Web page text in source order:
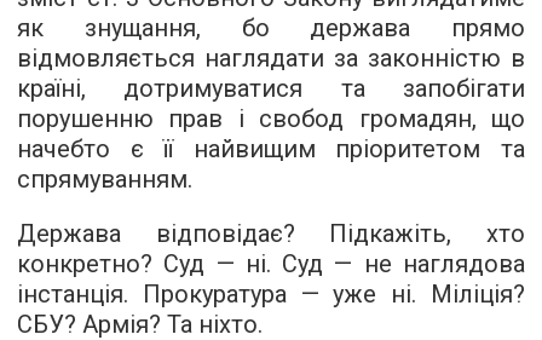
як знущання, бо держава прямо
відмовляється наглядати за законністю в
країні, дотримуватися та запобігати
порушенню прав і свобод громадян, що
начебто є її найвищим пріоритетом та
спрямуванням.
Держава відповідає? Підкажіть, хто
конкретно? Суд — ні. Суд — не наглядова
інстанція. Прокуратура — уже ні. Міліція?
СБУ? Армія? Та ніхто.